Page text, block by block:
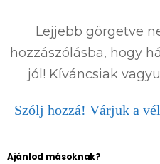
Lejjebb görgetve
hozzászólásba, hogy
jól! Kíváncsiak
Szólj hozzá! Várjuk a
Ajánlod másoknak?